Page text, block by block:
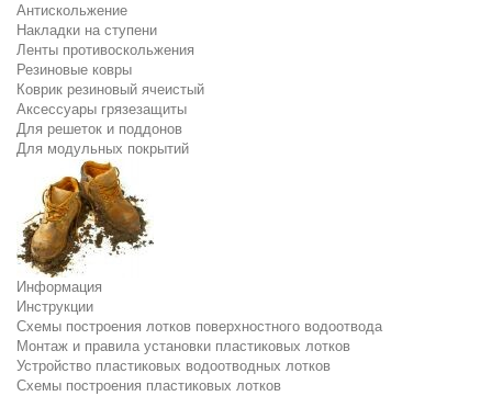
Антискольжение
Накладки на ступени
Ленты противоскольжения
Резиновые ковры
Коврик резиновый ячеистый
Аксессуары грязезащиты
Для решеток и поддонов
Для модульных покрытий
Информация
Инструкции
Схемы построения лотков поверхностного водоотвода
Монтаж и правила установки пластиковых лотков
Устройство пластиковых водоотводных лотков
Схемы построения пластиковых лотков